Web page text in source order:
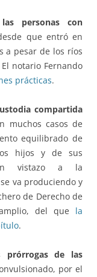
personas con
que entró en
a pesar de los ríos
notario Fernando
prácticas.
compartida
muchos casos de
equilibrado de
hijos y de sus
un vistazo a la
va produciendo y
de Derecho de
del que la
.
prórrogas de las
por el